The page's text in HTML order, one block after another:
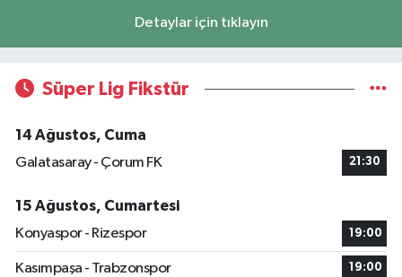
Detaylar için tıklayın
Süper Lig Fikstür
14 Ağustos, Cuma
Galatasaray - Çorum FK
21:30
15 Ağustos, Cumartesi
Konyaspor - Rizespor
19:00
Kasımpaşa - Trabzonspor 19:00